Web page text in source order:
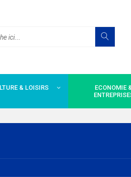
& LOISIRS
ECONOMIE